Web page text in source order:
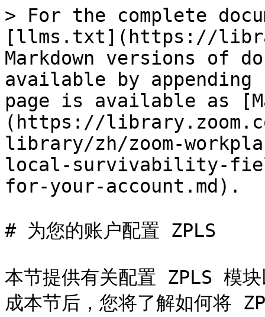
> For the complete
[llms.txt](https://
Markdown versions of
available by
page is available as
(https://
library/zh/zoom-
local-survivability-
for-your-account.md).
# 为您的账户配置 ZPLS
本节提供有关配置 ZPLS 模
成本节后，您将了解如何将